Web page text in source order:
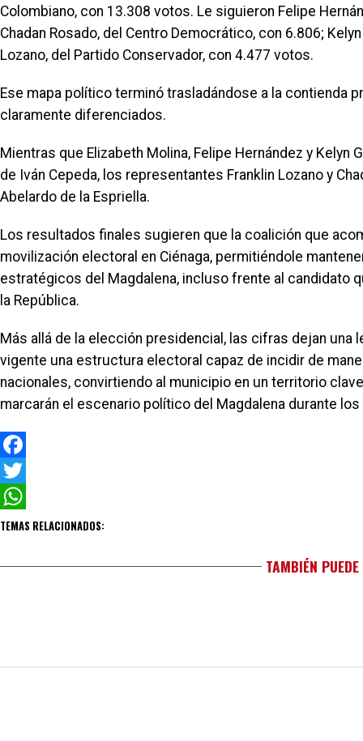
Colombiano, con 13.308 votos. Le siguieron Felipe
Chadan Rosado, del Centro Democrático, con 6.806;
Lozano, del Partido Conservador, con 4.477 votos.
Ese mapa político terminó trasladándose a la contienda
claramente diferenciados.
Mientras que Elizabeth Molina, Felipe Hernández y
de Iván Cepeda, los representantes Franklin Lozano y
Abelardo de la Espriella.
Los resultados finales sugieren que la coalición que
movilización electoral en Ciénaga, permitiéndole
estratégicos del Magdalena, incluso frente al candidato
la República.
Más allá de la elección presidencial, las cifras dejan una
vigente una estructura electoral capaz de incidir de
nacionales, convirtiendo al municipio en un territorio
marcarán el escenario político del Magdalena durante
Facebook
Twitter
WhatsApp
TEMAS RELACIONADOS:
TAMBIÉN